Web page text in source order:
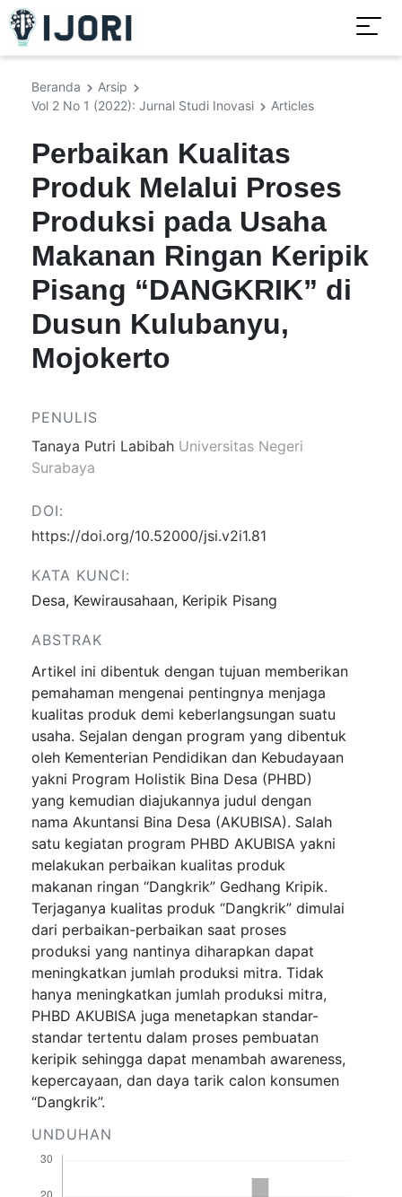
Beranda
Arsip
Vol 2 No 1 (2022): Jurnal Studi Inovasi
Articles
Perbaikan Kualitas
Produk Melalui Proses
Produksi pada Usaha
Makanan Ringan Keripik
Pisang “DANGKRIK” di
Dusun Kulubanyu,
Mojokerto
PENULIS
Tanaya Putri Labibah Universitas Negeri
Surabaya
DOI:
https://doi.org/10.52000/jsi.v2i1.81
KATA KUNCI:
Desa, Kewirausahaan, Keripik Pisang
ABSTRAK
Artikel ini dibentuk dengan tujuan memberikan
pemahaman mengenai pentingnya menjaga
kualitas produk demi keberlangsungan suatu
usaha. Sejalan dengan program yang dibentuk
oleh Kementerian Pendidikan dan Kebudayaan
yakni Program Holistik Bina Desa (PHBD)
yang kemudian diajukannya judul dengan
nama Akuntansi Bina Desa (AKUBISA). Salah
satu kegiatan program PHBD AKUBISA yakni
melakukan perbaikan kualitas produk
makanan ringan “Dangkrik” Gedhang Kripik.
Terjaganya kualitas produk “Dangkrik” dimulai
dari perbaikan-perbaikan saat proses
produksi yang nantinya diharapkan dapat
meningkatkan jumlah produksi mitra. Tidak
hanya meningkatkan jumlah produksi mitra,
PHBD AKUBISA juga menetapkan standar-
standar tertentu dalam proses pembuatan
keripik sehingga dapat menambah awareness,
kepercayaan, dan daya tarik calon konsumen
“Dangkrik”.
UNDUHAN